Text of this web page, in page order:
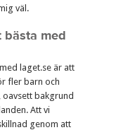
väl.
bästa med
laget.se är att
fler barn och
bakgrund
Att vi
genom att